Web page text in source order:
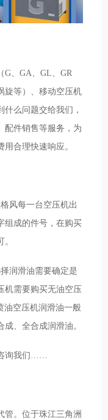
G、GA、GL、GR
旋等）、移动空压机
么问题交给我们，
配件销售等服务，为
合理快速响应。
风每一台空压机出
组成的件号，在购买
润滑油需要确定是
机需要购买无油空压
油空压机润滑油一般
、全合成润滑油。
询我们……
管。位于珠江三角洲